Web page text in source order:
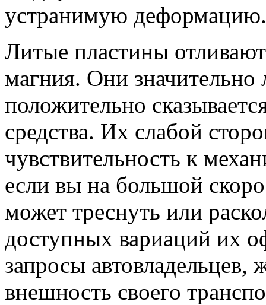
устранимую деформацию.
Литые пластины
магния. Они
положительно
средства. Их слабой
чувствительность к
если вы на большой
может треснуть или
доступных вариаций их
запросы
внешность своего